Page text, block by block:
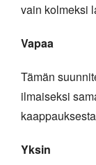
vain kolmeksi
Vapaa
Tämän
ilmaiseksi
Yksin